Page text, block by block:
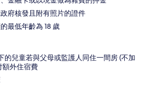
府核發且附有照片的證件
最低年齡為 18 歲
的兒童若與父母或監護人同住一間房 (不加
額外住宿費